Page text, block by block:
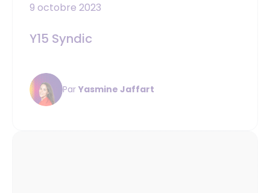
9 octobre 2023
Y15 Syndic
Par Yasmine Jaffart